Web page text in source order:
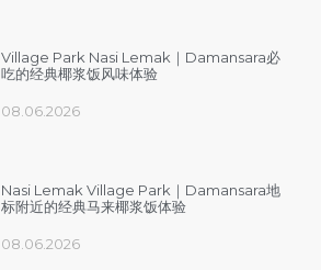
Village Park Nasi Lemak｜Damansara必
吃的经典椰浆饭风味体验
08.06.2026
Nasi Lemak Village Park｜Damansara地
标附近的经典马来椰浆饭体验
08.06.2026